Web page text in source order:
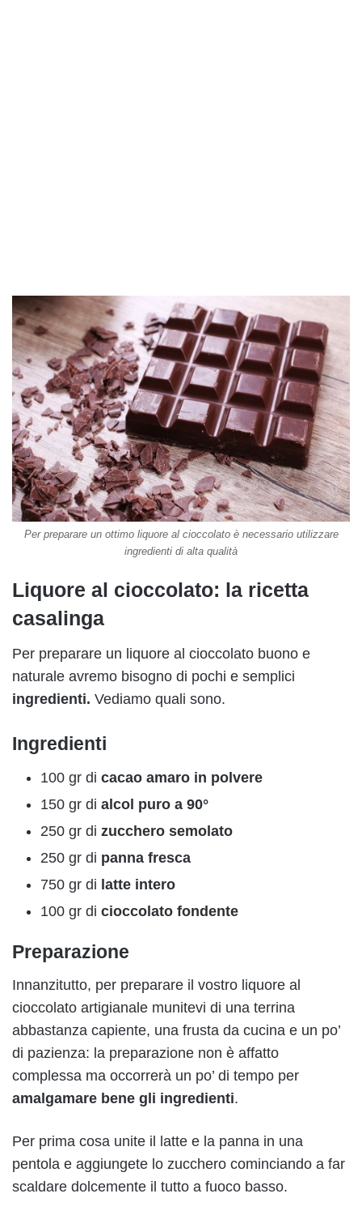
Per preparare un ottimo liquore al cioccolato è necessario utilizzare
ingredienti di alta qualità
Liquore al cioccolato: la ricetta
casalinga
Per preparare un liquore al cioccolato buono e
naturale avremo bisogno di pochi e semplici
ingredienti. Vediamo quali sono.
Ingredienti
100 gr di cacao amaro in polvere
150 gr di alcol puro a 90°
250 gr di zucchero semolato
250 gr di panna fresca
750 gr di latte intero
100 gr di cioccolato fondente
Preparazione
Innanzitutto, per preparare il vostro liquore al
cioccolato artigianale munitevi di una terrina
abbastanza capiente, una frusta da cucina e un po’
di pazienza: la preparazione non è affatto
complessa ma occorrerà un po’ di tempo per
amalgamare bene gli ingredienti.
Per prima cosa unite il latte e la panna in una
pentola e aggiungete lo zucchero cominciando a far
scaldare dolcemente il tutto a fuoco basso.